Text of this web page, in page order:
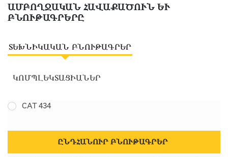
ԱՄԲՈՂՋԱԿԱՆ ՀԱՎԱՔԱԾՈՒՆ ԵՒ
ԲՆՈՒԹԱԳՐԵՐԸ
ՏԵԽՆԻԿԱԿԱՆ ԲՆՈՒԹԱԳՐԵՐ
ԿՈՄՊԼԵԿՏԱՑԻԱՆԵՐ
CAT 434
ԸՆԴՀԱՆՈՒՐ ԲՆՈՒԹԱԳՐԵՐ